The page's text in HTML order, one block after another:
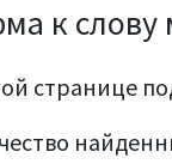
к слову
странице